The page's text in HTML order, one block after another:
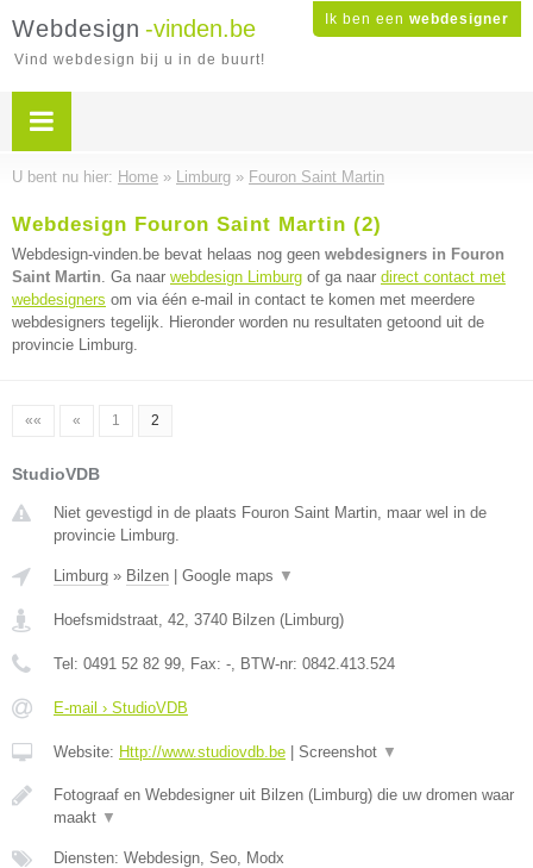
Ik ben een webdesigner
Webdesign -vinden.be
Vind webdesign bij u in de buurt!
U bent nu hier: Home » Limburg » Fouron Saint Martin
Webdesign Fouron Saint Martin (2)
Webdesign-vinden.be bevat helaas nog geen webdesigners in Fouron
Saint Martin. Ga naar webdesign Limburg of ga naar direct contact met
webdesigners om via één e-mail in contact te komen met meerdere
webdesigners tegelijk. Hieronder worden nu resultaten getoond uit de
provincie Limburg.
«« « 1 2
StudioVDB
Niet gevestigd in de plaats Fouron Saint Martin, maar wel in de
provincie Limburg.
Limburg » Bilzen Google maps ▼
Hoefsmidstraat, 42, 3740 Bilzen (Limburg)
Tel: 0491 52 82 99, Fax: -, BTW-nr: 0842.413.524
E-mail › StudioVDB
Website: Http://www.studiovdb.be Screenshot ▼
Fotograaf en Webdesigner uit Bilzen (Limburg) die uw dromen waar
maakt ▼
Diensten: Webdesign, Seo, Modx